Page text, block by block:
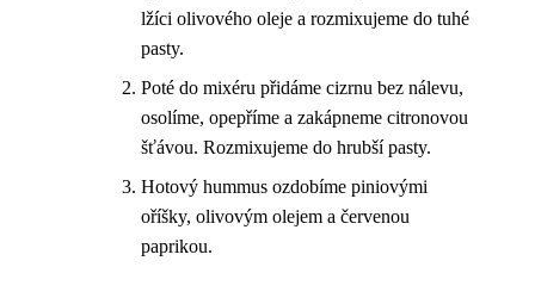
lžíci olivového oleje a rozmixujeme do tuhé
pasty.
Poté do mixéru přidáme cizrnu bez nálevu,
osolíme, opepříme a zakápneme citronovou
šťávou. Rozmixujeme do hrubší pasty.
Hotový hummus ozdobíme piniovými
oříšky, olivovým olejem a červenou
paprikou.